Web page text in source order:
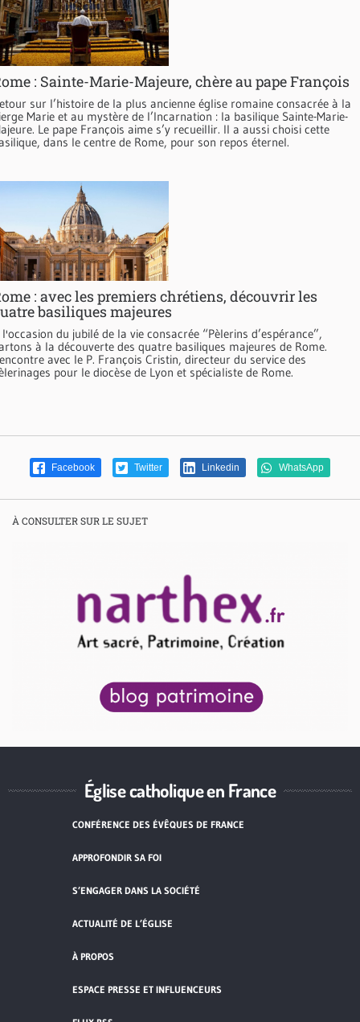
: Sainte-Marie-Majeure, chère au pape François
sur l’histoire de la plus ancienne église romaine consacrée à la
Marie et au mystère de l’Incarnation : la basilique Sainte-Marie-
Le pape François aime s’y recueillir. Il a aussi choisi cette
dans le centre de Rome, pour son repos éternel.
: avec les premiers chrétiens, découvrir les
basiliques majeures
du jubilé de la vie consacrée “Pèlerins d’espérance”,
à la découverte des quatre basiliques majeures de Rome.
avec le P. François Cristin, directeur du service des
pour le diocèse de Lyon et spécialiste de Rome.
Facebook Twitter Linkedin WhatsApp
À CONSULTER SUR LE SUJET
Église catholique en France
CONFÉRENCE DES ÉVÊQUES DE FRANCE
APPROFONDIR SA FOI
S’ENGAGER DANS LA SOCIÉTÉ
ACTUALITÉ DE L’ÉGLISE
À PROPOS
ESPACE PRESSE ET INFLUENCEURS